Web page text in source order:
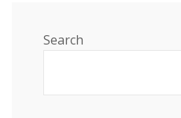
Search